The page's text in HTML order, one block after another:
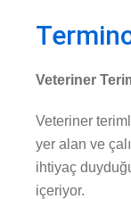
Veteriner
Veteriner
yer alan ve
ihtiyaç
içeriyor.